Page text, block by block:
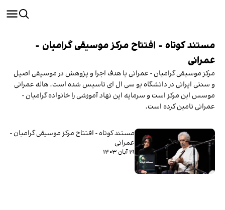
مستند کوتاه - افتتاح مرکز موسیقی گرامیان -
عمرانی
مرکز موسیقی گرامیان - عمرانی با هدف اجرا و پژوهش در موسیقی اصیل
و سنتی ایرانی در دانشگاه یو سی ال ای تاسیس شده است. هاله عمرانی
موسس این مرکز است و سرمایه این نهاد آموزشی را خانواده گرامیان -
عمرانی تامین کرده است.
مستند کوتاه - افتتاح مرکز موسیقی گرامیان -
عمرانی
۱۹ آبان ۱۴۰۳